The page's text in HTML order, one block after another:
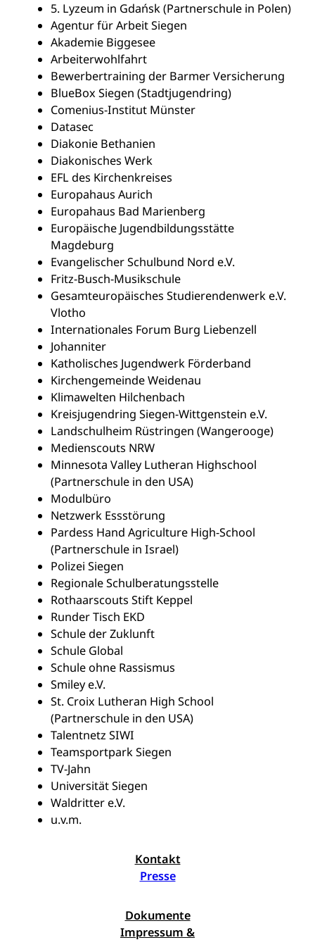
5. Lyzeum in Gdańsk (Partnerschule in Polen)
Agentur für Arbeit Siegen
Akademie Biggesee
Arbeiterwohlfahrt
Bewerbertraining der Barmer Versicherung
BlueBox Siegen (Stadtjugendring)
Comenius-Institut Münster
Datasec
Diakonie Bethanien
Diakonisches Werk
EFL des Kirchenkreises
Europahaus Aurich
Europahaus Bad Marienberg
Europäische Jugendbildungsstätte
Magdeburg
Evangelischer Schulbund Nord e.V.
Fritz-Busch-Musikschule
Gesamteuropäisches Studierendenwerk e.V.
Vlotho
Internationales Forum Burg Liebenzell
Johanniter
Katholisches Jugendwerk Förderband
Kirchengemeinde Weidenau
Klimawelten Hilchenbach
Kreisjugendring Siegen-Wittgenstein e.V.
Landschulheim Rüstringen (Wangerooge)
Medienscouts NRW
Minnesota Valley Lutheran Highschool
(Partnerschule in den USA)
Modulbüro
Netzwerk Essstörung
Pardess Hand Agriculture High-School
(Partnerschule in Israel)
Polizei Siegen
Regionale Schulberatungsstelle
Rothaarscouts Stift Keppel
Runder Tisch EKD
Schule der Zuklunft
Schule Global
Schule ohne Rassismus
Smiley e.V.
St. Croix Lutheran High School
(Partnerschule in den USA)
Talentnetz SIWI
Teamsportpark Siegen
TV-Jahn
Universität Siegen
Waldritter e.V.
u.v.m.
Kontakt
Presse
Dokumente
Impressum &